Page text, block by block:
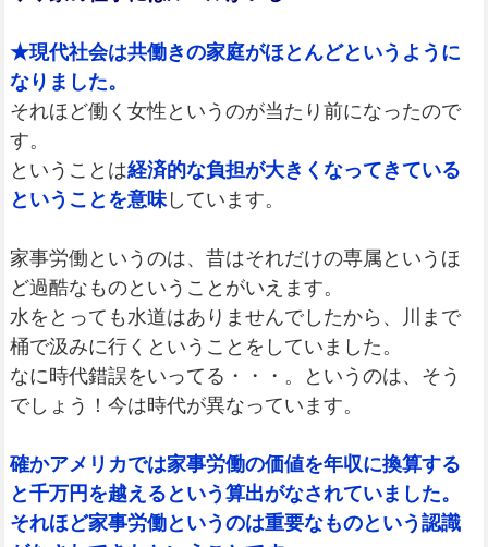
★現代社会は共働きの家庭がほとんどというように
なりました。
それほど働く女性というのが当たり前になったので
す。
ということは経済的な負担が大きくなってきている
ということを意味しています。
家事労働というのは、昔はそれだけの専属というほ
ど過酷なものということがいえます。
水をとっても水道はありませんでしたから、川まで
桶で汲みに行くということをしていました。
なに時代錯誤をいってる・・・。というのは、そう
でしょう！今は時代が異なっています。
確かアメリカでは家事労働の価値を年収に換算する
と千万円を越えるという算出がなされていました。
それほど家事労働というのは重要なものという認識